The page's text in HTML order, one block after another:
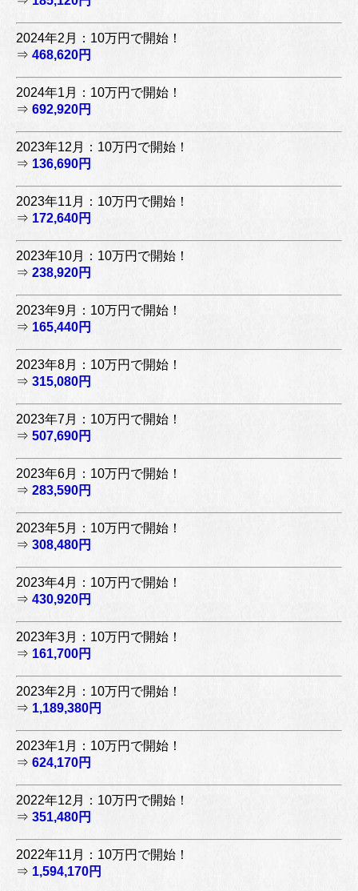
2024年2月：10万円で開始！
⇒ 468,620円
2024年1月：10万円で開始！
⇒ 692,920円
2023年12月：10万円で開始！
⇒ 136,690円
2023年11月：10万円で開始！
⇒ 172,640円
2023年10月：10万円で開始！
⇒ 238,920円
2023年9月：10万円で開始！
⇒ 165,440円
2023年8月：10万円で開始！
⇒ 315,080円
2023年7月：10万円で開始！
⇒ 507,690円
2023年6月：10万円で開始！
⇒ 283,590円
2023年5月：10万円で開始！
⇒ 308,480円
2023年4月：10万円で開始！
⇒ 430,920円
2023年3月：10万円で開始！
⇒ 161,700円
2023年2月：10万円で開始！
⇒ 1,189,380円
2023年1月：10万円で開始！
⇒ 624,170円
2022年12月：10万円で開始！
⇒ 351,480円
2022年11月：10万円で開始！
⇒ 1,594,170円